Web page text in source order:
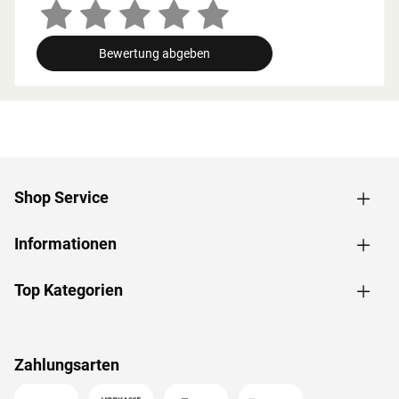
Zusammenhang müssen die Mindestraumhöhe und -
breite beachtet werden.
Grundausstattung
das Sauna-Erlebnis besonders bequem. Folgende
Saunabänke werden mitgeliefert: 1 Liege, ca. 57 cm breit,
Eckeinstieg: Besonders gut eignet sie sich für kleine
nahezu jeden Raum integrierbar - äußerst kompakt und
platzsparend.
rechts oder links positioniert werden.
Bewertung abgeben
Shop Service
Informationen
Top Kategorien
Zahlungsarten